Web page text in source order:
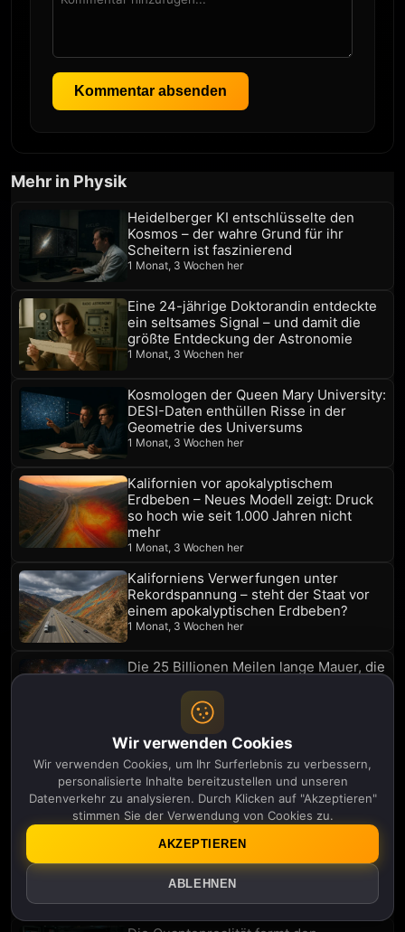
Kommentar absenden
Mehr in Physik
Heidelberger KI entschlüsselte den
Kosmos – der wahre Grund für ihr
Scheitern ist faszinierend
1 Monat, 3 Wochen her
Eine 24-jährige Doktorandin entdeckte
ein seltsames Signal – und damit die
größte Entdeckung der Astronomie
1 Monat, 3 Wochen her
Kosmologen der Queen Mary University:
DESI-Daten enthüllen Risse in der
Geometrie des Universums
1 Monat, 3 Wochen her
Kalifornien vor apokalyptischem
Erdbeben – Neues Modell zeigt: Druck
so hoch wie seit 1.000 Jahren nicht
mehr
1 Monat, 3 Wochen her
Kaliforniens Verwerfungen unter
Rekordspannung – steht der Staat vor
einem apokalyptischen Erdbeben?
1 Monat, 3 Wochen her
Die 25 Billionen Meilen lange Mauer, die
2 Monate her
GTA 6 setzt auf Echtzeit-Physik statt
vorgefertigter Animationen
2 Monate her
Das Universum ist leer und die
Raumfahrtindustrie hat Angst, es
zuzugeben
Wir verwenden Cookies
Wir verwenden Cookies, um Ihr Surferlebnis zu verbessern,
personalisierte Inhalte bereitzustellen und unseren
Datenverkehr zu analysieren. Durch Klicken auf "Akzeptieren"
stimmen Sie der Verwendung von Cookies zu.
ABLEHNEN
AKZEPTIEREN